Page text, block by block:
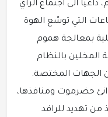
الى اجتماع الرأي
التي توسّع الهوة
بمعالجة هموم
المخلين بالنظام
من الجهات المختصة.
حضرموت ومنافذها،
من تهديد للرافد